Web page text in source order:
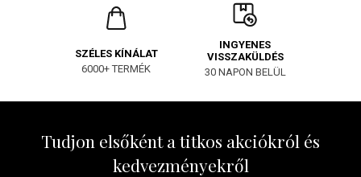
SZÉLES KÍNÁLAT
6000+ TERMÉK
INGYENES
VISSZAKÜLDÉS
30 NAPON BELÜL
Tudjon elsőként a titkos akciókról és
kedvezményekről